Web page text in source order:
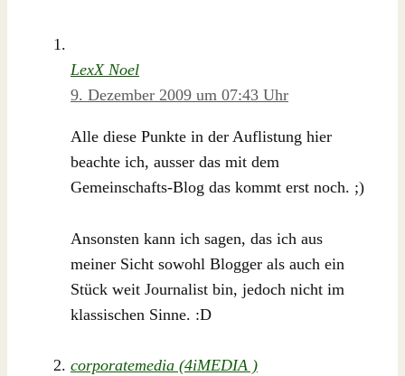
LexX Noel
9. Dezember 2009 um 07:43 Uhr
Alle diese Punkte in der Auflistung hier
beachte ich, ausser das mit dem
Gemeinschafts-Blog das kommt erst noch. ;)
Ansonsten kann ich sagen, das ich aus
meiner Sicht sowohl Blogger als auch ein
Stück weit Journalist bin, jedoch nicht im
klassischen Sinne. :D
corporatemedia (4iMEDIA )